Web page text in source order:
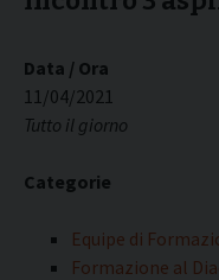
Data / Ora
11/04/2021
Tutto il giorno
Categorie
Equipe di
Formazione al